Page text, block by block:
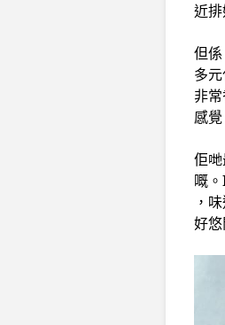
近
但
多
非
感覺
佢
嘅
，
好